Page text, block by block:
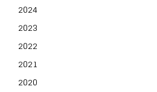
2024
2023
2022
2021
2020